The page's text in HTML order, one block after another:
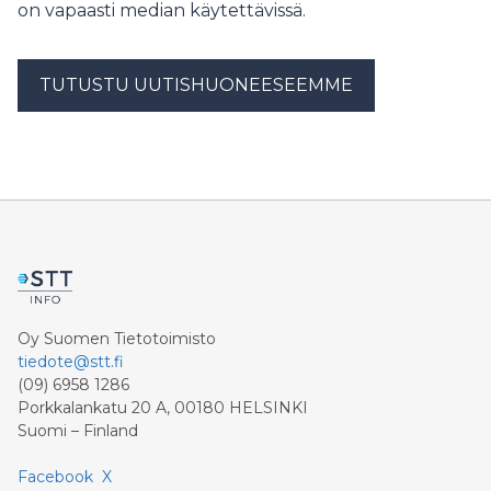
on vapaasti median käytettävissä.
TUTUSTU UUTISHUONEESEEMME
Oy Suomen Tietotoimisto
tiedote@stt.fi
(09) 6958 1286
Porkkalankatu 20 A, 00180 HELSINKI
Suomi – Finland
Facebook X